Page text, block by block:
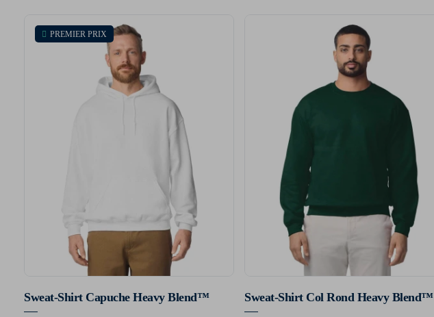
PREMIER PRIX
Sweat-Shirt Capuche Heavy Blend™ Sweat-Shirt Col Rond Heavy Blend™